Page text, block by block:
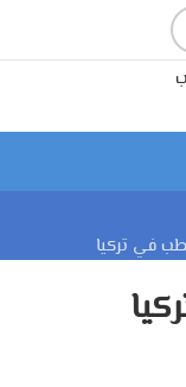
في تركيا